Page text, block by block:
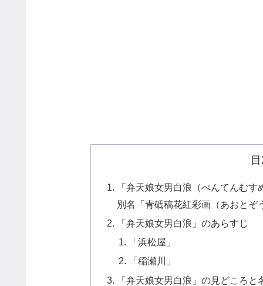
「弁天娘女男白浪（べんてんむ
別名「青砥稿花紅彩画（あおとぞ
「弁天娘女男白浪」のあらすじ
「浜松屋」
「稲瀬川」
「弁天娘女男白浪」の見どころと